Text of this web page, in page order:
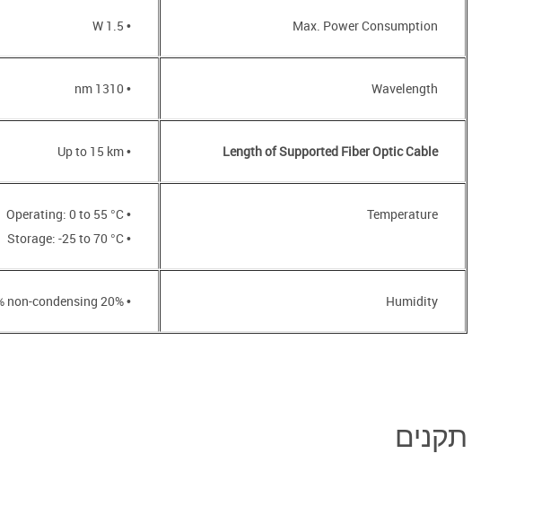
Max. Power Consumption
• 1.5 W
Wavelength
• 1310 nm
Length of Supported Fiber Optic Cable
• Up to 15 km
Temperature
• Operating: 0 to 55 °C
• Storage: -25 to 70 °C
Humidity
• 20% to 80% non-condensing
תקנים